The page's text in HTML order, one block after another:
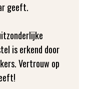
geeft.
is erkend door
Vertrouw op